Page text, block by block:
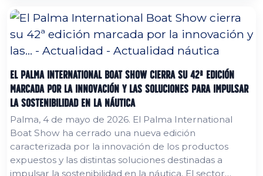
descubrir gran...
El Palma International Boat Show cierra su 42ª edición
marcada por la innovación y las soluciones para impulsar
la sostenibilidad en la náutica
Palma, 4 de mayo de 2026. El Palma International
Boat Show ha cerrado una nueva edición
caracterizada por la innovación de los productos
expuestos y las distintas soluciones destinadas a
impulsar la sostenibilidad en la náutica. El sector